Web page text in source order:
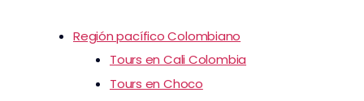
Región pacífico Colombiano
Tours en Cali Colombia
Tours en Choco